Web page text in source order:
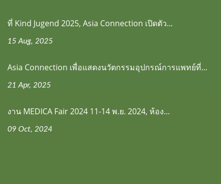
ที่ Kind Jugend 2025, Asia Connection เปิดตัว...
15 Aug, 2025
Asia Connection เพื่อแสดงนวัตกรรมอุปกรณ์การแพทย์ที่...
21 Apr, 2025
งาน MEDICA Fair 2024 11-14 พ.ย. 2024, ห้อง...
09 Oct, 2024